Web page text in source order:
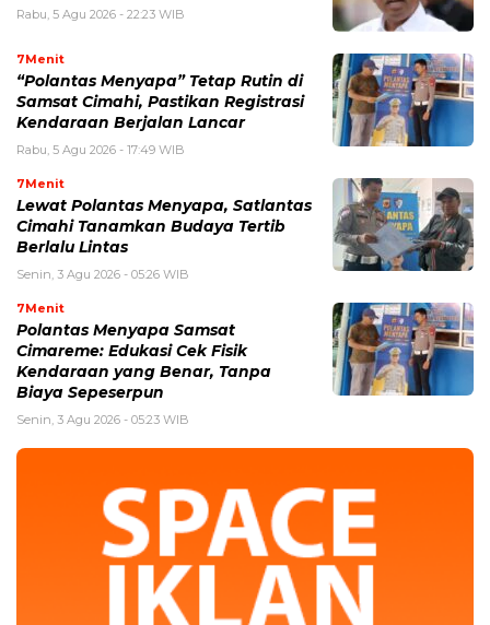
Rabu, 5 Agu 2026 - 22:23 WIB
7Menit
“Polantas Menyapa” Tetap Rutin di
Samsat Cimahi, Pastikan Registrasi
Kendaraan Berjalan Lancar
Rabu, 5 Agu 2026 - 17:49 WIB
7Menit
Lewat Polantas Menyapa, Satlantas
Cimahi Tanamkan Budaya Tertib
Berlalu Lintas
Senin, 3 Agu 2026 - 05:26 WIB
7Menit
Polantas Menyapa Samsat
Cimareme: Edukasi Cek Fisik
Kendaraan yang Benar, Tanpa
Biaya Sepeserpun
Senin, 3 Agu 2026 - 05:23 WIB